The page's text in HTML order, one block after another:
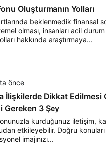
Oluşturmanın Yolları
beklenmedik finansal
olması, insanları acil
hakkında araştırmaya...
önce
İlişkilerde Dikkat Edilmesi
Gereken 3 Şey
kurduğunuz iletişim,
etkileyebilir. Doğru
imajınızı...